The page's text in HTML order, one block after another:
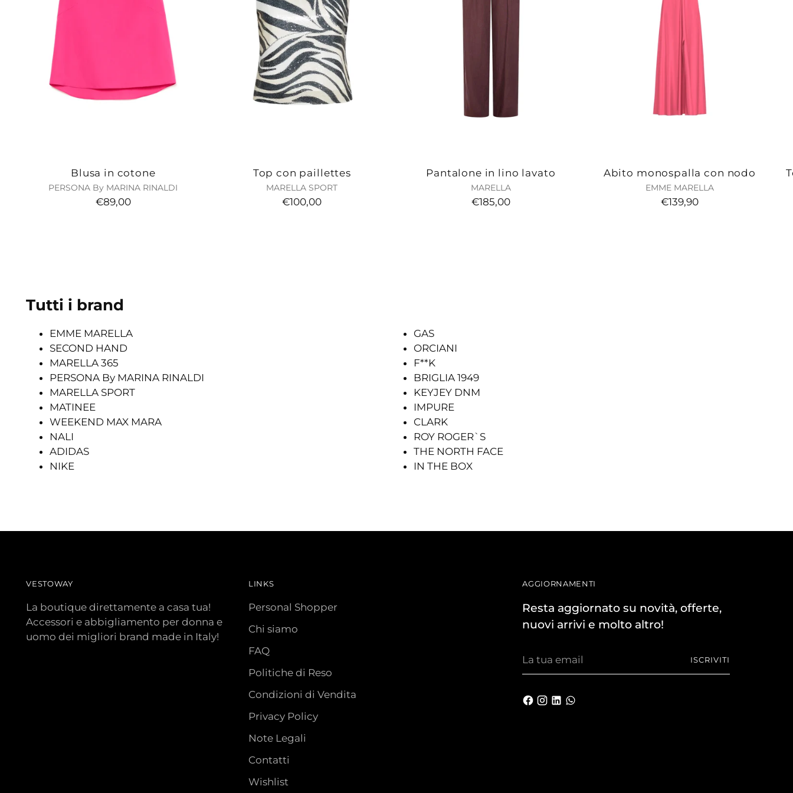
Blusa in cotone
PERSONA By MARINA RINALDI
€89,00
Top con paillettes
MARELLA SPORT
€100,00
Pantalone in lino lavato
MARELLA
€185,00
Abito monospalla con nodo
EMME MARELLA
€139,90
Tutti i brand
EMME MARELLA
SECOND HAND
MARELLA 365
PERSONA By MARINA RINALDI
MARELLA SPORT
MATINEE
WEEKEND MAX MARA
NALI
ADIDAS
NIKE
GAS
ORCIANI
F**K
BRIGLIA 1949
KEYJEY DNM
IMPURE
CLARK
ROY ROGER`S
THE NORTH FACE
IN THE BOX
VESTOWAY
La boutique direttamente a casa tua!
Accessori e abbigliamento per donna e
uomo dei migliori brand made in Italy!
LINKS
Personal Shopper
Chi siamo
FAQ
Politiche di Reso
Condizioni di Vendita
Privacy Policy
Note Legali
Contatti
Wishlist
AGGIORNAMENTI
Resta aggiornato su novità, offerte,
nuovi arrivi e molto altro!
tua
ISCRIVITI